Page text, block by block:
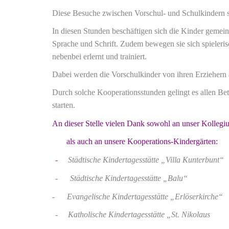
Diese Besuche zwischen Vorschul- und Schulkindern
In diesen Stunden beschäftigen sich die Kinder
Sprache und Schrift. Zudem bewegen sie sich
nebenbei erlernt und trainiert.
Dabei werden die Vorschulkinder von ihren
Durch solche Kooperationsstunden gelingt es allen
starten.
An dieser Stelle vielen Dank sowohl an unser
als auch an unsere Kooperations-Kindergärten:
- Städtische Kindertagesstätte „Villa Kunterbunt“
- Städtische Kindertagesstätte „Balu“
- Evangelische Kindertagesstätte „Erlöserkirche“
- Katholische Kindertagesstätte „St. Nikolaus